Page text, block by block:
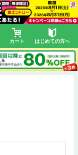
カート はじめての方へ